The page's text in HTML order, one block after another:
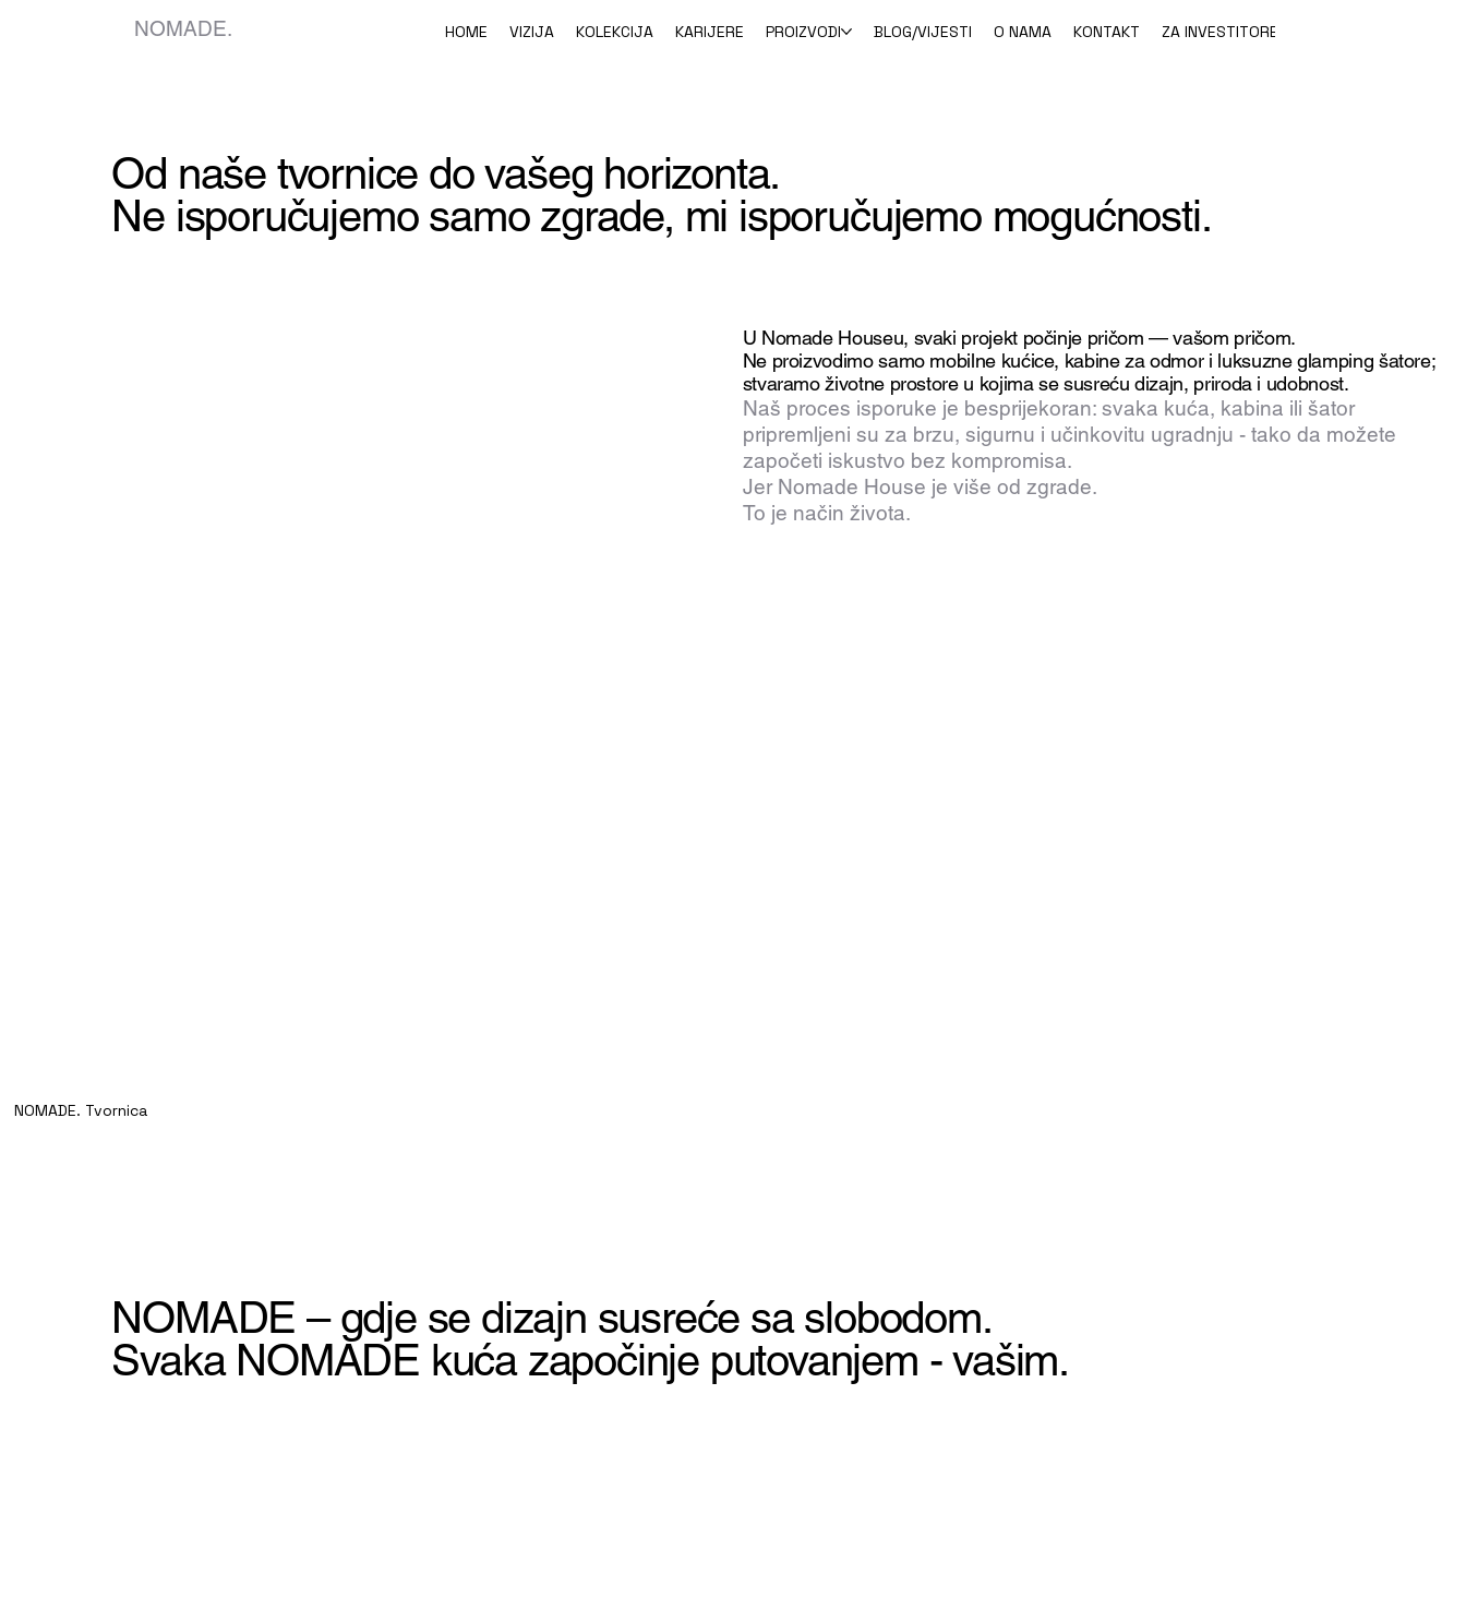
NOMADE. HOME VIZIJA KOLEKCIJA KARIJERE PROIZVODI BLOG/VIJESTI O NAMA KONTAKT ZA INVESTITORE
Od naše tvornice do vašeg horizonta.
Ne isporučujemo samo zgrade, mi isporučujemo mogućnosti.
U Nomade Houseu, svaki projekt počinje pričom — vašom pričom.
Ne proizvodimo samo mobilne kućice, kabine za odmor i luksuzne glamping šatore;
stvaramo životne prostore u kojima se susreću dizajn, priroda i udobnost.
Naš proces isporuke je besprijekoran: svaka kuća, kabina ili šator
pripremljeni su za brzu, sigurnu i učinkovitu ugradnju - tako da možete
započeti iskustvo bez kompromisa.
Jer Nomade House je više od zgrade.
To je način života.
NOMADE. Tvornica
NOMADE – gdje se dizajn susreće sa slobodom.
Svaka NOMADE kuća započinje putovanjem - vašim.